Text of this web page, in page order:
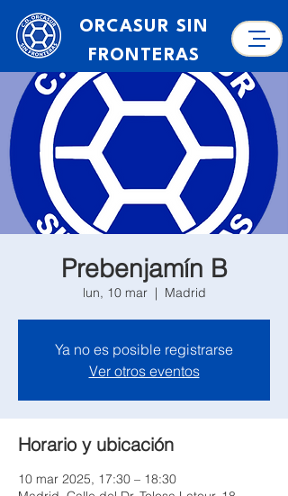
ORCASUR SIN
FRONTERAS
Prebenjamín B
lun, 10 mar
  |
Madrid
Ya no es posible registrarse
Ver otros eventos
Horario y ubicación
10 mar 2025, 17:30 – 18:30